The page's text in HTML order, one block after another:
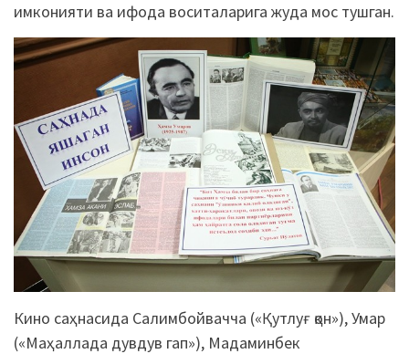
имконияти ва ифода воситаларига жуда мос тушган.
Кино саҳнасида Салимбойвачча («Қутлуғ қон»), Умар
(«Маҳаллада дувдув гап»), Мадаминбек